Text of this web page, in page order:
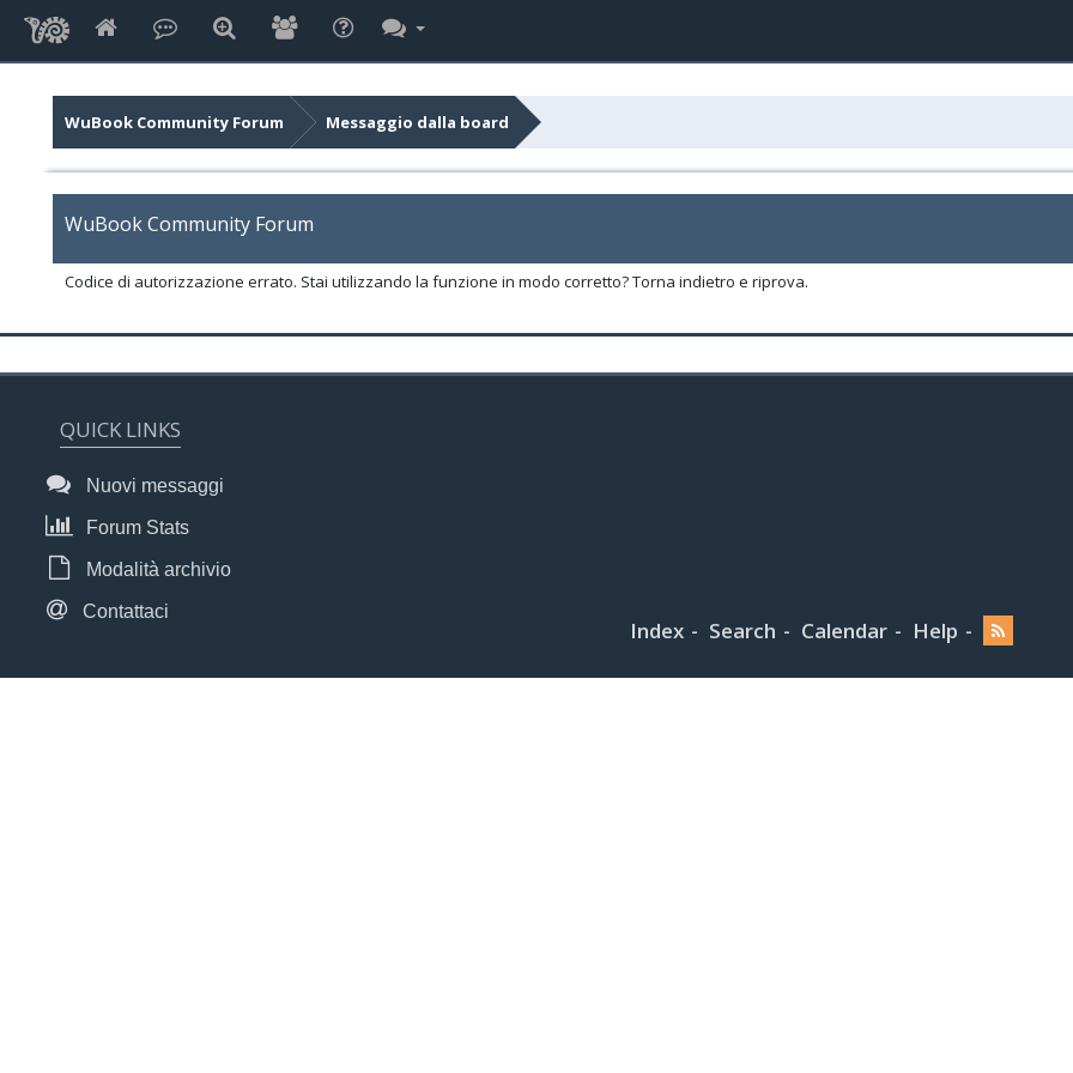
WuBook Community Forum Messaggio dalla board
WuBook Community Forum
Codice di autorizzazione errato. Stai utilizzando la funzione in modo corretto? Torna indietro e riprova.
QUICK LINKS
Nuovi messaggi
Forum Stats
Modalità archivio
Contattaci
Index Search Calendar Help